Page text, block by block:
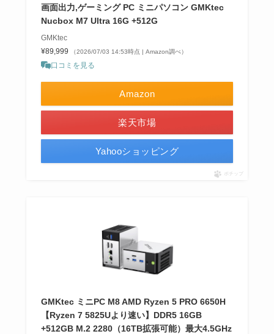
画面出力,ゲーミング PC ミニパソコン GMKtec
Nucbox M7 Ultra 16G +512G
GMKtec
¥89,999
（2026/07/03 14:53時点 | Amazon調べ）
口コミを見る
Amazon
楽天市場
Yahooショッピング
ポチップ
GMKtec ミニPC M8 AMD Ryzen 5 PRO 6650H
【Ryzen 7 5825Uより速い】DDR5 16GB
+512GB M.2 2280（16TB拡張可能）最大4.5GHz